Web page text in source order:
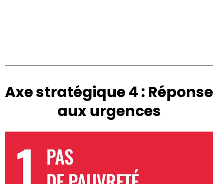
Axe stratégique 4 : Réponse
aux urgences